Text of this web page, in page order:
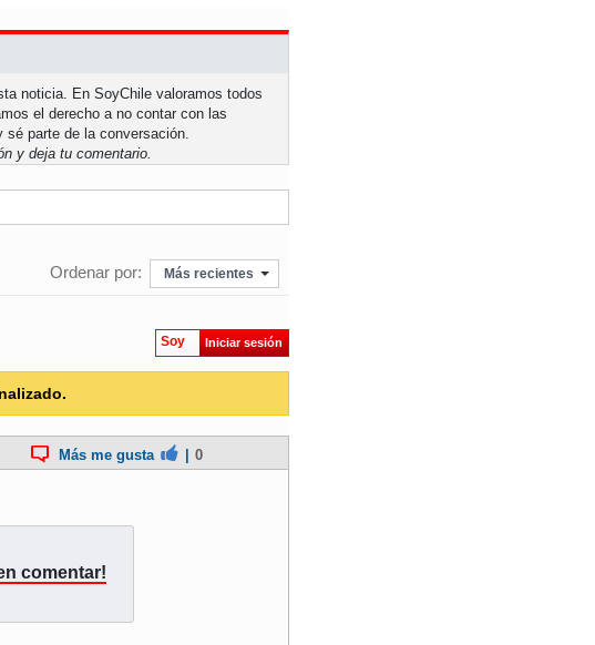
noticia. En SoyChile valoramos todos
el derecho a no contar con las
parte de la conversación.
y deja tu comentario.
Ordenar por: Más recientes
Soy Iniciar sesión
Más me gusta 0
comentar!